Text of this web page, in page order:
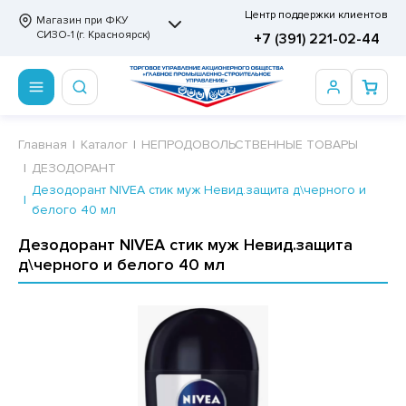
Магазин при ФКУ
СИЗО-1 (г. Красноярск)
Центр поддержки клиентов
+7 (391) 221-02-44
ПРОДОВОЛЬСТВЕННЫЕ ТОВАРЫ
ЗАМОРОЖЕННЫЕ ИЗДЕЛИЯ
ВАФЕЛЬНЫЕ ТОРТЫ
ПИТЬЕВАЯ, МИНЕРАЛЬНАЯ
ПАСТИЛА, МАРМЕЛАД
НЕПРОДОВОЛЬСТВЕННЫЕ ТОВАРЫ
ПРИНАДЛЕЖНОСТИ
ТУАЛЕТНАЯ
И ВАТНО-ГИГИЕНИЧЕСКАЯ ПРОДУКЦИЯ
ТОВАРЫ
Сертификаты
Главная Каталог
НЕПРОДОВОЛЬСТВЕННЫЕ ТОВАРЫ
ДЕЗОДОРАНТ
Дезодорант NIVEA стик муж Невид.защита д\черного и
белого 40 мл
Дезодорант NIVEA стик муж Невид.защита
д\черного и белого 40 мл